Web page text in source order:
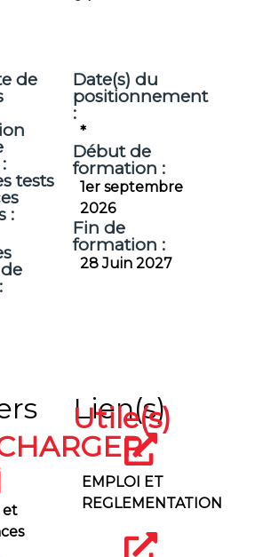
de
tests
:
Date(s) du
positionnement
:
*
Début de
formation :
1er septembre
2026
Fin de
formation :
28 Juin 2027
et
Lien(s)
Utile(s)
EMPLOI ET
REGLEMENTATION